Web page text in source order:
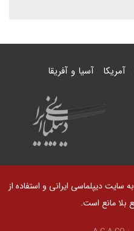
آمریکا آسیا و آفریقا
دیپلماسی ایرانی و استفاده از
بلا مانع است.